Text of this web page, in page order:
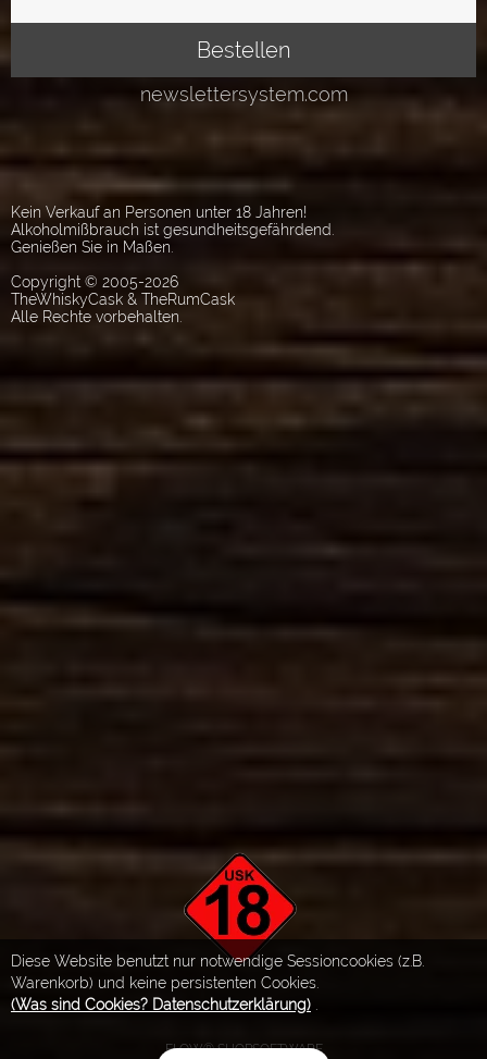
Diese Website benutzt nur notwendige Sessioncookies (z.B.
Warenkorb) und keine persistenten Cookies.
(Was sind Cookies? Datenschutzerklärung)
Kein Verkauf an Personen unter 18 Jahren!
Alkoholmißbrauch ist gesundheitsgefährdend.
Genießen Sie in Maßen.
Copyright © 2005-2026
TheWhiskyCask & TheRumCask
Alle Rechte vorbehalten.
FLOW® SHOPSOFTWARE